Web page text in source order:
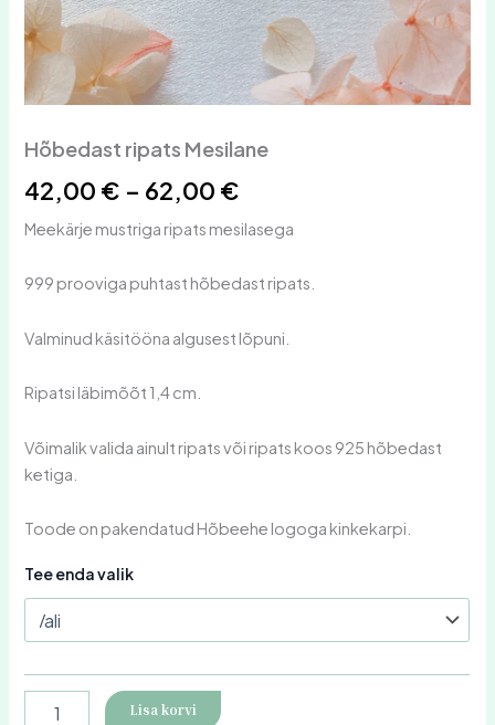
Hõbedast ripats Mesilane
42,00 € – 62,00 €
Meekärje mustriga ripats mesilasega
999 prooviga puhtast hõbedast ripats.
Valminud käsitööna algusest lõpuni.
Ripatsi läbimõõt 1,4 cm.
Võimalik valida ainult ripats või ripats koos 925 hõbedast
ketiga.
Toode on pakendatud Hõbeehe logoga kinkekarpi.
Tee enda valik
Lisa korvi